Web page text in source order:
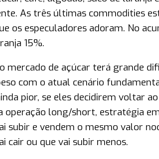
As três últimas commodities
os especuladores adoram. No
15%.
mercado de açúcar terá grande
com o atual cenário
pior, se eles decidirem voltar
operação long/short, estratégia
subir e vendem o mesmo valor
cair ou que vai subir menos.